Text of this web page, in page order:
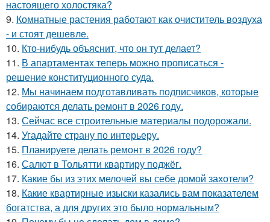
настоящего холостяка?
9. Комнатные растения работают как очиститель воздуха
- и стоят дешевле.
10. Кто-нибудь объяснит, что он тут делает?
11. В апартаментах теперь можно прописаться -
решение конституционного суда.
12. Мы начинаем подготавливать подписчиков, которые
собираются делать ремонт в 2026 году.
13. Сейчас все строительные материалы подорожали.
14. Угадайте страну по интерьеру.
15. Планируете делать ремонт в 2026 году?
16. Салют в Тольятти квартиру поджёг.
17. Какие бы из этих мелочей вы себе домой захотели?
18. Какие квартирные изыски казались вам показателем
богатства, а для других это было нормальным?